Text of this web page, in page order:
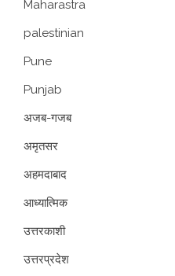
Maharastra
palestinian
Pune
Punjab
अजब-गजब
अमृतसर
अहमदाबाद
आध्यात्मिक
उत्तरकाशी
उत्तरप्रदेश